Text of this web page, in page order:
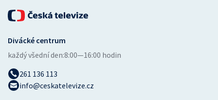
Divácké centrum
každý všední den:8:00—16:00 hodin
261 136 113
info@ceskatelevize.cz